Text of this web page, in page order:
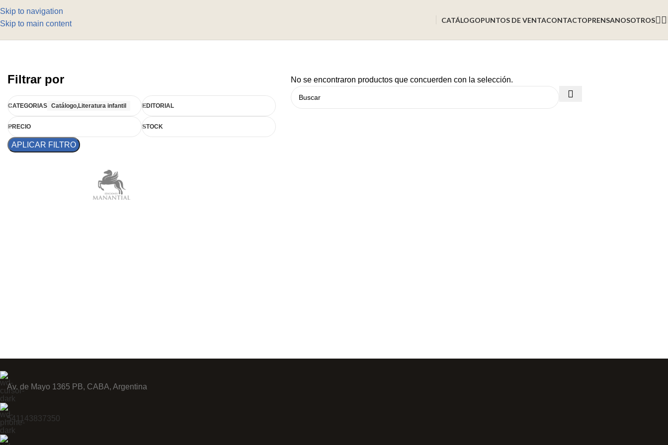
Skip to navigation
Skip to main content
CATÁLOGOPUNTOS DE VENTACONTACTOPRENSANOSOTROS
Filtrar por
CATEGORIAS Catálogo,Literatura infantil EDITORIAL
PRECIO STOCK
APLICAR FILTRO
No se encontraron productos que concuerden con la selección.
Av. de Mayo 1365 PB, CABA, Argentina
541143837350